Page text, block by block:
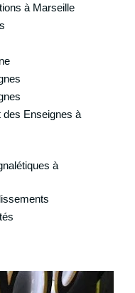
à Marseille
des Enseignes à
à